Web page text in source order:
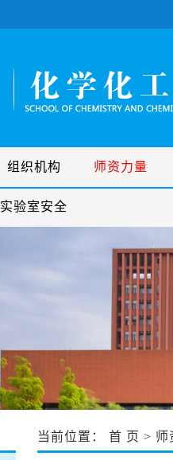
组织机构 师资力量
实验室安全
当前位置： 首 页 > 师